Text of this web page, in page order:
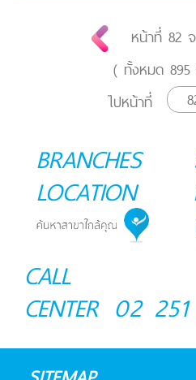
หน้าที่ 82จ
( ทั้งหมด 895
ไปหน้าที่
BRANCHES
LOCATION
CALL
CENTER 02